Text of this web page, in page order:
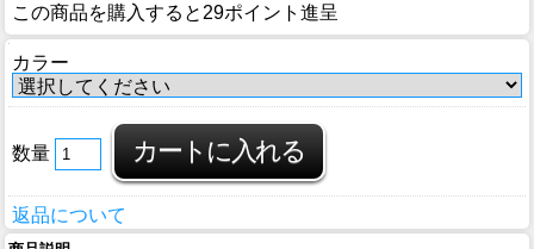
この商品を購入すると29ポイント進呈
カラー
数量
返品について